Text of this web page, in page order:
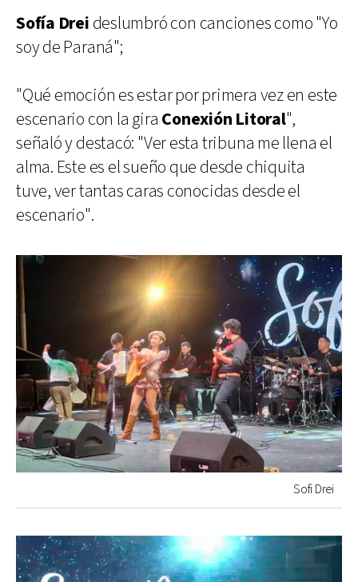
Sofía Drei deslumbró con canciones como "Yo
soy de Paraná";
"Qué emoción es estar por primera vez en este
escenario con la gira Conexión Litoral",
señaló y destacó: "Ver esta tribuna me llena el
alma. Este es el sueño que desde chiquita
tuve, ver tantas caras conocidas desde el
escenario".
Sofi Drei